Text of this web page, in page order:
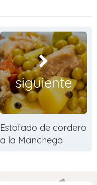
siguiente
Estofado de cordero
a la Manchega